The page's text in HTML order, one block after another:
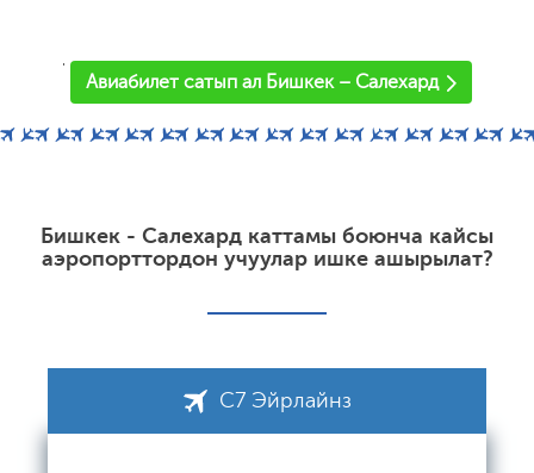
'
Авиабилет сатып ал Бишкек – Салехард
Бишкек - Салехард каттамы боюнча кайсы
аэропорттордон учуулар ишке ашырылат?
С7 Эйрлайнз